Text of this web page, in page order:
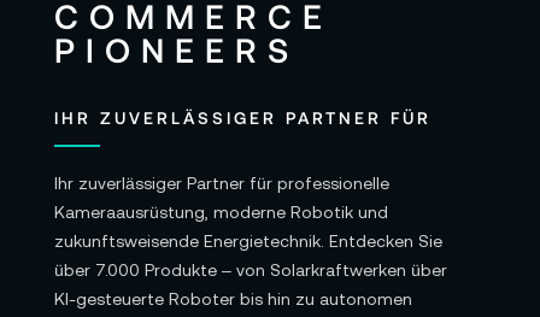
IHR ZUVERLÄSSIGER PARTNER FÜR
Ihr zuverlässiger Partner für professionelle
Kameraausrüstung, moderne Robotik und
zukunftsweisende Energietechnik. Entdecken Sie
über 7.000 Produkte – von Solarkraftwerken über
KI-gesteuerte Roboter bis hin zu autonomen